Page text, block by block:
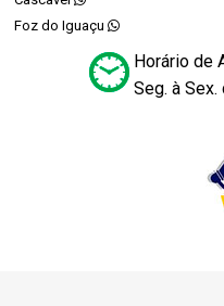
Foz do Iguaçu
Horário de
Seg. à